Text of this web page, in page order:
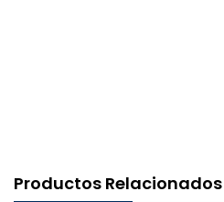
Productos Relacionados